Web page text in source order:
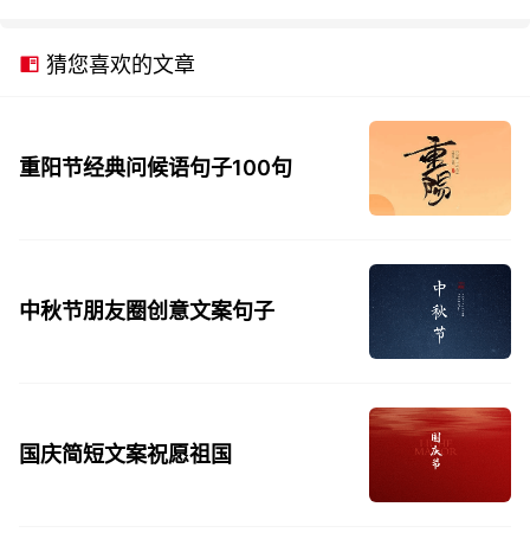
猜您喜欢的文章
重阳节经典问候语句子100句
中秋节朋友圈创意文案句子
国庆简短文案祝愿祖国